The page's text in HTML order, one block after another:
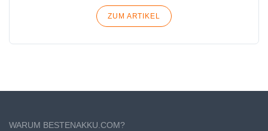
ZUM ARTIKEL
WARUM BESTENAKKU.COM?